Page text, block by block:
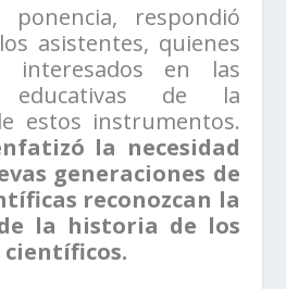
respondió
asistentes, quienes
interesados en las
educativas de la
estos instrumentos.
la necesidad
generaciones de
reconozcan la
la historia de los